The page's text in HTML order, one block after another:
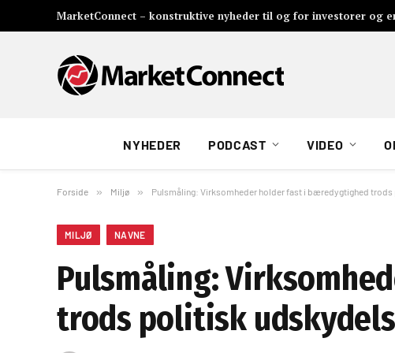
MarketConnect – konstruktive nyheder til og for investorer og
NYHEDER PODCAST VIDEO
Forside » Miljø » Pulsmåling: Virksomheder holder fast i bæredygtighed
MILJØ NAVNE
Pulsmåling:
trods politisk